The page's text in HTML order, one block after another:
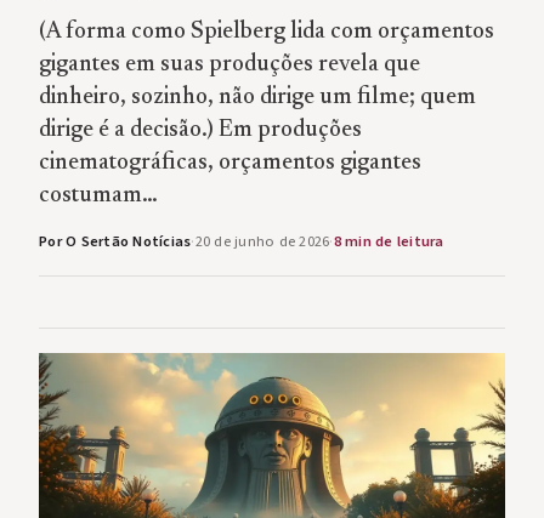
(A forma como Spielberg lida com orçamentos
gigantes em suas produções revela que
dinheiro, sozinho, não dirige um filme; quem
dirige é a decisão.) Em produções
cinematográficas, orçamentos gigantes
costumam…
Por O Sertão Notícias·20 de junho de 2026·8 min de leitura